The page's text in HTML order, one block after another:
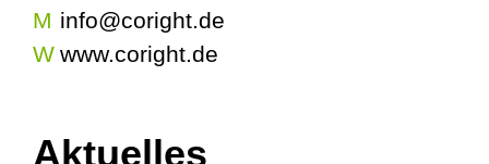
M info@coright.de
W www.coright.de
Aktuelles